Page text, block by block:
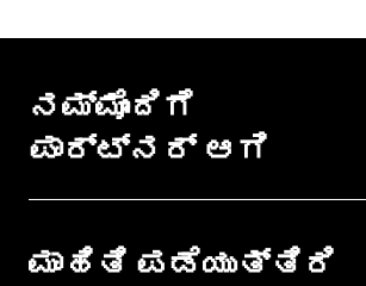
ನಮ್ಮೊಂದಿಗೆ
ಪಾರ್ಟ್‌ನರ್ ಆಗಿ
ಮಾಹಿತಿ ಪಡೆಯುತ್ತಿರಿ